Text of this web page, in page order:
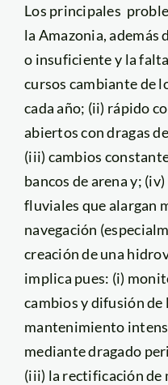
Los principales
la Amazonia,
o insuficiente y la
cursos cambiante de
cada año; (ii) rápido
abiertos con dragas
(iii) cambios
bancos de arena y;
fluviales que alargan
navegación
creación de una
implica pues: (i)
cambios y difusión
mantenimiento
mediante dragado
(iii) la rectificación de